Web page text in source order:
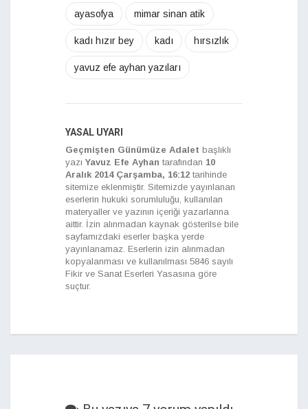
ayasofya mimar sinan atik
kadı hızır bey kadı hırsızlık
yavuz efe ayhan yazıları
YASAL UYARI
Geçmişten Günümüze Adalet başlıklı
yazı Yavuz Efe Ayhan tarafından 10
Aralık 2014 Çarşamba, 16:12 tarihinde
sitemize eklenmiştir. Sitemizde yayınlanan
eserlerin hukuki sorumluluğu, kullanılan
materyaller ve yazının içeriği yazarlarına
aittir. İzin alınmadan kaynak gösterilse bile
sayfamızdaki eserler başka yerde
yayınlanamaz. Eserlerin izin alınmadan
kopyalanması ve kullanılması 5846 sayılı
Fikir ve Sanat Eserleri Yasasına göre
suçtur.